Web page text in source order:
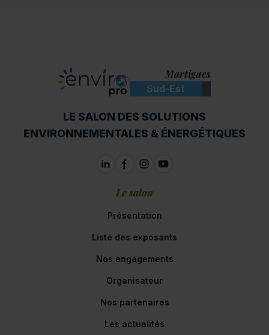
Martigues
Sud-Est
LE SALON DES SOLUTIONS
ENVIRONNEMENTALES & ÉNERGÉTIQUES
Le salon
Présentation
Liste des exposants
Nos engagements
Organisateur
Nos partenaires
Les actualités